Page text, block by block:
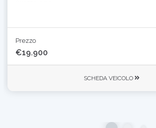
Prezzo
€19.900
SCHEDA VEICOLO